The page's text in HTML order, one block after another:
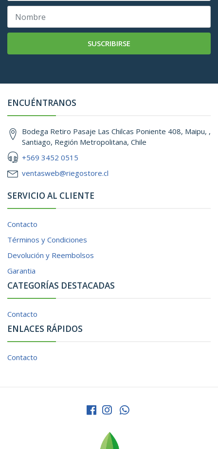
SUSCRIBIRSE
ENCUÉNTRANOS
Bodega Retiro Pasaje Las Chilcas Poniente 408, Maipu, ,
Santiago, Región Metropolitana, Chile
+569 3452 0515
ventasweb@riegostore.cl
SERVICIO AL CLIENTE
Contacto
Términos y Condiciones
Devolución y Reembolsos
Garantia
CATEGORÍAS DESTACADAS
Contacto
ENLACES RÁPIDOS
Contacto